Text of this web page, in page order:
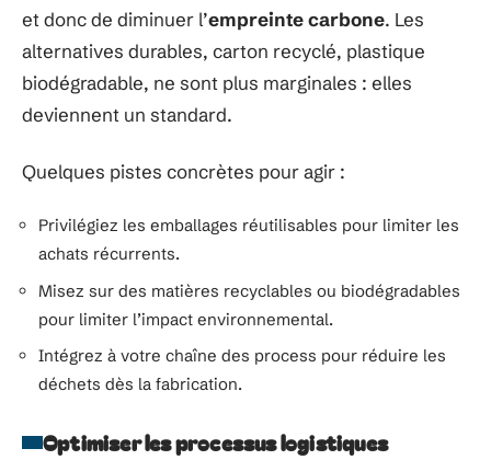
et donc de diminuer l’empreinte carbone. Les
alternatives durables, carton recyclé, plastique
biodégradable, ne sont plus marginales : elles
deviennent un standard.
Quelques pistes concrètes pour agir :
Privilégiez les emballages réutilisables pour limiter les
achats récurrents.
Misez sur des matières recyclables ou biodégradables
pour limiter l’impact environnemental.
Intégrez à votre chaîne des process pour réduire les
déchets dès la fabrication.
Optimiser les processus logistiques